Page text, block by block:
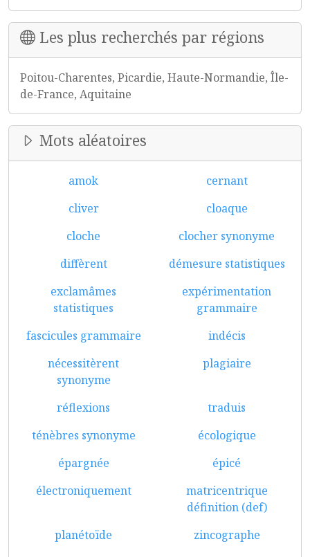
Les plus recherchés par régions
Poitou-Charentes, Picardie, Haute-Normandie, Île-
de-France, Aquitaine
Mots aléatoires
amok
cernant
cliver
cloaque
cloche
clocher synonyme
diffèrent
démesure statistiques
exclamâmes
statistiques
expérimentation
grammaire
fascicules grammaire
indécis
nécessitèrent
synonyme
plagiaire
réflexions
traduis
ténèbres synonyme
écologique
épargnée
épicé
électroniquement
matricentrique
définition (def)
planétoïde
zincographe